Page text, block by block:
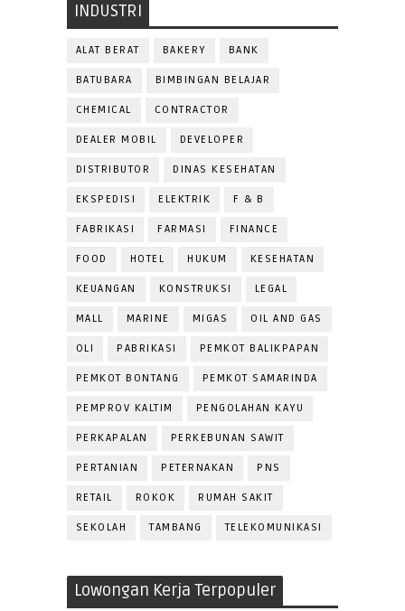
INDUSTRI
ALAT BERAT BAKERY BANK
BATUBARA BIMBINGAN BELAJAR
CHEMICAL CONTRACTOR
DEALER MOBIL DEVELOPER
DISTRIBUTOR DINAS KESEHATAN
EKSPEDISI ELEKTRIK F & B
FABRIKASI FARMASI FINANCE
FOOD HOTEL HUKUM KESEHATAN
KEUANGAN KONSTRUKSI LEGAL
MALL MARINE MIGAS OIL AND GAS
OLI PABRIKASI PEMKOT BALIKPAPAN
PEMKOT BONTANG PEMKOT SAMARINDA
PEMPROV KALTIM PENGOLAHAN KAYU
PERKAPALAN PERKEBUNAN SAWIT
PERTANIAN PETERNAKAN PNS
RETAIL ROKOK RUMAH SAKIT
SEKOLAH TAMBANG TELEKOMUNIKASI
Lowongan Kerja Terpopuler